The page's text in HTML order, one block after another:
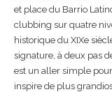
et place du Barrio
clubbing sur quatre
historique du XIXe
signature, à deux pas
est un aller simple
inspire de plus